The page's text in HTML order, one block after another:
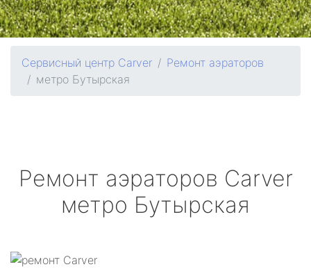
Сервисный центр Carver
Ремонт аэраторов
метро Бутырская
Ремонт аэраторов Carver
метро Бутырская